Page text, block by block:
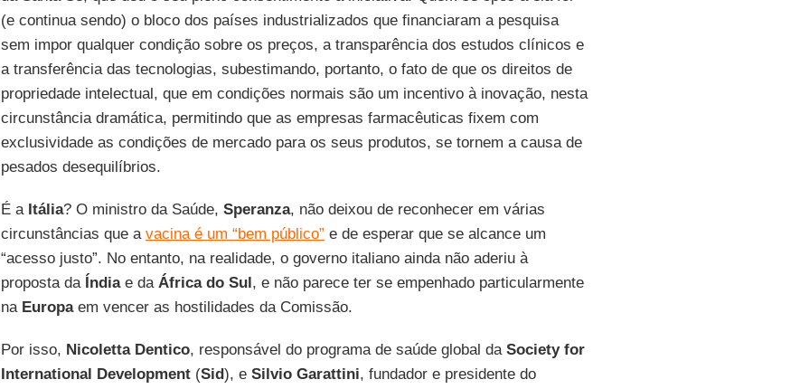
(e continua sendo) o bloco dos países industrializados que financiaram a pesquisa
sem impor qualquer condição sobre os preços, a transparência dos estudos clínicos e
a transferência das tecnologias, subestimando, portanto, o fato de que os direitos de
propriedade intelectual, que em condições normais são um incentivo à inovação, nesta
circunstância dramática, permitindo que as empresas farmacêuticas fixem com
exclusividade as condições de mercado para os seus produtos, se tornem a causa de
pesados desequilíbrios.
É a Itália? O ministro da Saúde, Speranza, não deixou de reconhecer em várias
circunstâncias que a vacina é um “bem público” e de esperar que se alcance um
“acesso justo”. No entanto, na realidade, o governo italiano ainda não aderiu à
proposta da Índiae da África do Sul, e não parece ter se empenhado particularmente
na Europaem vencer as hostilidades da Comissão.
Por isso, Nicoletta Dentico, responsável do programa de saúde global da Society for
International Development(Sid), e Silvio Garattini, fundador e presidente do